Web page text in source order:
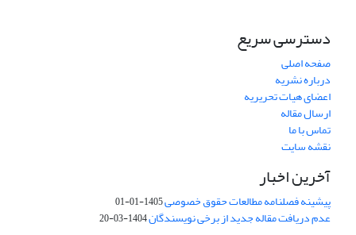
دسترسی سریع
صفحه اصلی
درباره نشریه
اعضای هیات تحریریه
ارسال مقاله
تماس با ما
نقشه سایت
آخرین اخبار
پیشینه فصلنامه مطالعات حقوق خصوصی1405-01-01
عدم دریافت مقاله جدید از برخی نویسندگان1404-03-20